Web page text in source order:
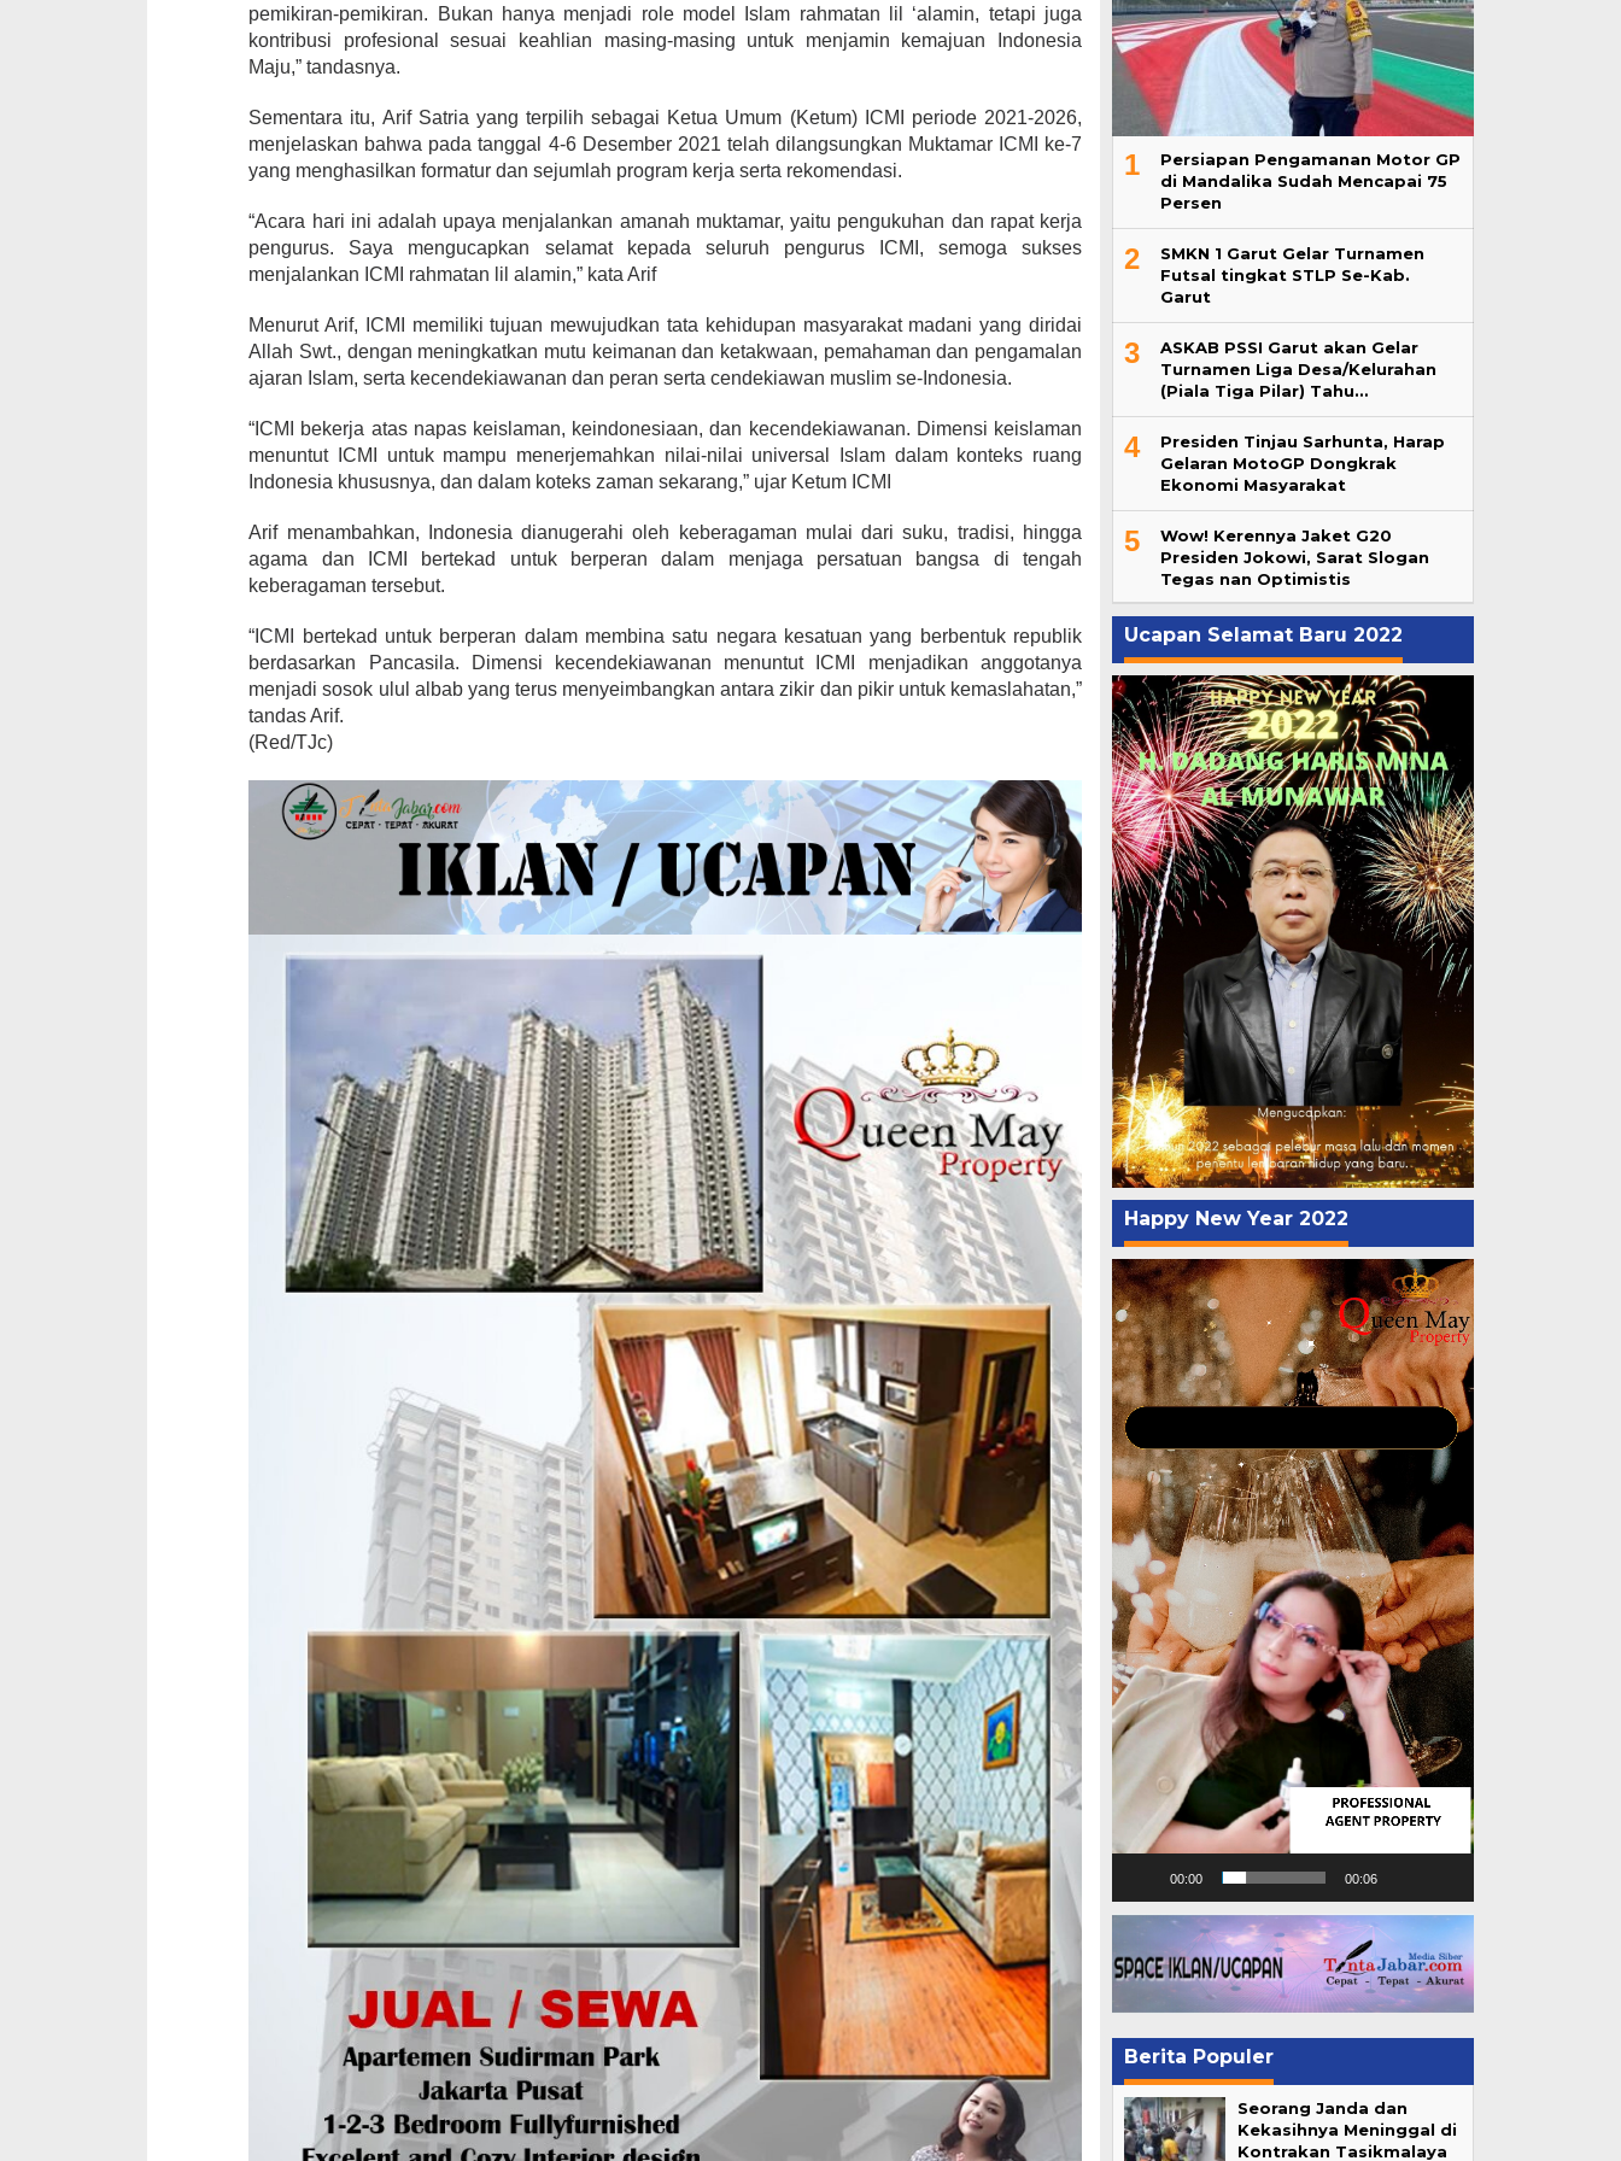
pemikiran-pemikiran. Bukan hanya menjadi role model Islam rahmatan lil ‘alamin, tetapi juga
kontribusi profesional sesuai keahlian masing-masing untuk menjamin kemajuan Indonesia
Maju,” tandasnya.
Sementara itu, Arif Satria yang terpilih sebagai Ketua Umum (Ketum) ICMI periode 2021-2026,
menjelaskan bahwa pada tanggal 4-6 Desember 2021 telah dilangsungkan Muktamar ICMI ke-7
yang menghasilkan formatur dan sejumlah program kerja serta rekomendasi.
“Acara hari ini adalah upaya menjalankan amanah muktamar, yaitu pengukuhan dan rapat kerja
pengurus. Saya mengucapkan selamat kepada seluruh pengurus ICMI, semoga sukses
menjalankan ICMI rahmatan lil alamin,” kata Arif
Menurut Arif, ICMI memiliki tujuan mewujudkan tata kehidupan masyarakat madani yang diridai
Allah Swt., dengan meningkatkan mutu keimanan dan ketakwaan, pemahaman dan pengamalan
ajaran Islam, serta kecendekiawanan dan peran serta cendekiawan muslim se-Indonesia.
“ICMI bekerja atas napas keislaman, keindonesiaan, dan kecendekiawanan. Dimensi keislaman
menuntut ICMI untuk mampu menerjemahkan nilai-nilai universal Islam dalam konteks ruang
Indonesia khususnya, dan dalam koteks zaman sekarang,” ujar Ketum ICMI
Arif menambahkan, Indonesia dianugerahi oleh keberagaman mulai dari suku, tradisi, hingga
agama dan ICMI bertekad untuk berperan dalam menjaga persatuan bangsa di tengah
keberagaman tersebut.
“ICMI bertekad untuk berperan dalam membina satu negara kesatuan yang berbentuk republik
berdasarkan Pancasila. Dimensi kecendekiawanan menuntut ICMI menjadikan anggotanya
menjadi sosok ulul albab yang terus menyeimbangkan antara zikir dan pikir untuk kemaslahatan,”
tandas Arif.
(Red/TJc)
1
Persiapan Pengamanan Motor GP
di Mandalika Sudah Mencapai 75
Persen
2
SMKN 1 Garut Gelar Turnamen
Futsal tingkat STLP Se-Kab.
Garut
3
ASKAB PSSI Garut akan Gelar
Turnamen Liga Desa/Kelurahan
(Piala Tiga Pilar) Tahu…
4
Presiden Tinjau Sarhunta, Harap
Gelaran MotoGP Dongkrak
Ekonomi Masyarakat
5
Wow! Kerennya Jaket G20
Presiden Jokowi, Sarat Slogan
Tegas nan Optimistis
Ucapan Selamat Baru 2022
Happy New Year 2022
Pemutar
Video
00:00 00:06
Berita Populer
Seorang Janda dan
Kekasihnya Meninggal di
Kontrakan Tasikmalaya